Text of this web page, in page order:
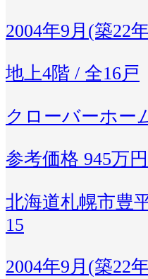
2004年9月(築22
地上4階 / 全16戸
クローバーホー
参考価格 945万
北海道札幌市豊
15
2004年9月(築22